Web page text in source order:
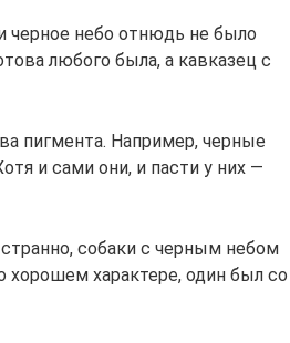
черное небо отнюдь не было
любого была, а кавказец с
пигмента. Например, черные
и сами они, и пасти у них —
собаки с черным небом
хорошем характере, один был со